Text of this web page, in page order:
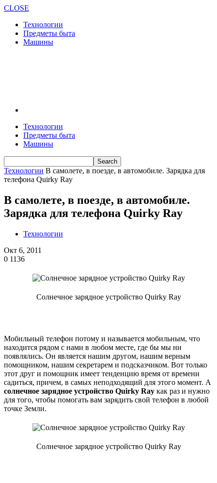
CLOSE
Технологии
Предметы быта
Машины
Технологии
Предметы быта
Машины
Технологии В самолете, в поезде, в автомобиле. Зарядка для
телефона Quirky Ray
В самолете, в поезде, в автомобиле.
Зарядка для телефона Quirky Ray
Технологии
Окт 6, 2011
0 1136
Солнечное зарядное устройство Quirky Ray
Мобильный телефон потому и называется мобильным, что
находится рядом с нами в любом месте, где бы мы ни
появлялись. Он является нашим другом, нашим верным
помощником, нашим секретарем и подсказчиком. Вот только
этот друг и помощник имеет тенденцию время от времени
садиться, причем, в самых неподходящий для этого момент. А
солнечное зарядное устройство Quirky Ray как раз и нужно
для того, чтобы помогать вам зарядить свой телефон в любой
точке Земли.
Солнечное зарядное устройство Quirky Ray